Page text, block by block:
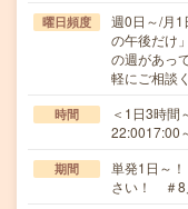
曜日頻度
週0日～/月
の午後だけ
の週があっ
軽にご相談
時間
＜1日3時
22:0017:00
期間
単発1日～
さい！ ＃